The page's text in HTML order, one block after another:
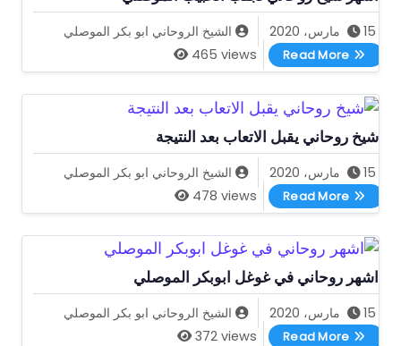
15 مارس، 2020
الشيخ الروحاني ابو بكر الموصلي
465 views
Read More
اشهر شيخ روحاني لجلب الحبيب الموصلي
شيخ روحاني يقبل الاتعاب بعد النتيجة
15 مارس، 2020
الشيخ الروحاني ابو بكر الموصلي
478 views
Read More
شيخ روحاني يقبل الاتعاب بعد النتيجة
اشهر روحاني في غوغل ابوبكر الموصلي
15 مارس، 2020
الشيخ الروحاني ابو بكر الموصلي
372 views
Read More
اشهر روحاني في غوغل ابوبكر الموصلي